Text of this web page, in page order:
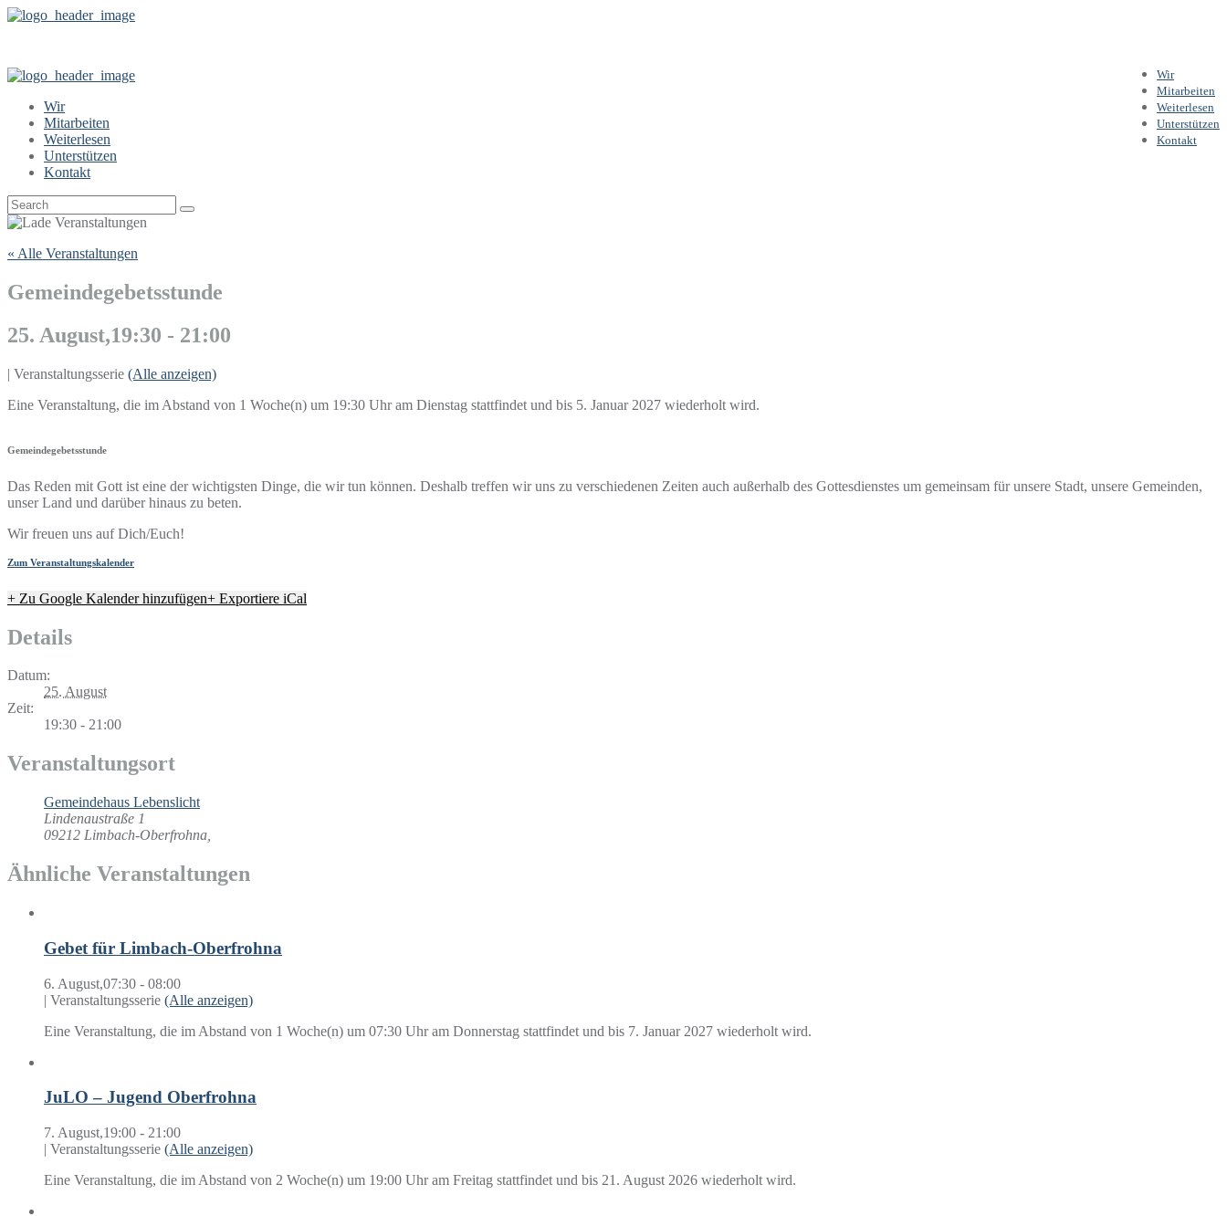
Wir
Mitarbeiten
Weiterlesen
Unterstützen
Kontakt
Wir
Mitarbeiten
Weiterlesen
Unterstützen
Kontakt
« Alle Veranstaltungen
Gemeindegebetsstunde
25. August,19:30 - 21:00
| Veranstaltungsserie (Alle anzeigen)
Eine Veranstaltung, die im Abstand von 1 Woche(n) um 19:30 Uhr am Dienstag stattfindet und bis 5. Januar 2027 wiederholt wird.
Gemeindegebetsstunde
Das Reden mit Gott ist eine der wichtigsten Dinge, die wir tun können. Deshalb treffen wir uns zu verschiedenen Zeiten auch außerhalb des Gottesdienstes um gemeinsam für unsere Stadt, unsere Gemeinden,
unser Land und darüber hinaus zu beten.
Wir freuen uns auf Dich/Euch!
Zum Veranstaltungskalender
+ Zu Google Kalender hinzufügen+ Exportiere iCal
Details
Datum:
25. August
Zeit:
19:30 - 21:00
Veranstaltungsort
Gemeindehaus Lebenslicht
Lindenaustraße 1
09212 Limbach-Oberfrohna
Ähnliche Veranstaltungen
Gebet für Limbach-Oberfrohna
6. August,07:30 - 08:00
| Veranstaltungsserie (Alle anzeigen)
Eine Veranstaltung, die im Abstand von 1 Woche(n) um 07:30 Uhr am Donnerstag stattfindet und bis 7. Januar 2027 wiederholt wird.
JuLO – Jugend Oberfrohna
7. August,19:00 - 21:00
| Veranstaltungsserie (Alle anzeigen)
Eine Veranstaltung, die im Abstand von 2 Woche(n) um 19:00 Uhr am Freitag stattfindet und bis 21. August 2026 wiederholt wird.